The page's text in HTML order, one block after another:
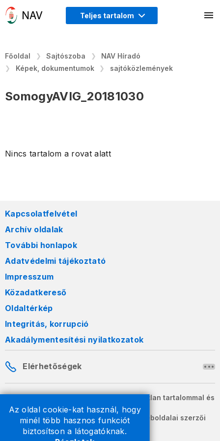
Az oldal cookie-kat használ, hogy
minél több hasznos funkciót
biztosítson a látogatóknak.
Teljes tartalom
Főoldal Sajtószoba
NAV Híradó
Képek, dokumentumok
sajtóközlemények
SomogyAVIG_20181030
Nincs tartalom a rovat alatt
Kapcsolatfelvétel
Archív oldalak
További honlapok
Adatvédelmi tájékoztató
Impresszum
Közadatkereső
Oldaltérkép
Integritás, korrupció
Akadálymentesítési nyilatkozatok
Elérhetőségek
A honlapon szereplő információk változatlan tartalommal és
formában szabadon terjeszthetők.
2026 © A Nemzeti Adó- és Vámhivatal weboldalai szerzői
jogvédelem alatt állnak.